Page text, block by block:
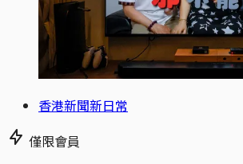
香港新聞新日常
僅限會員